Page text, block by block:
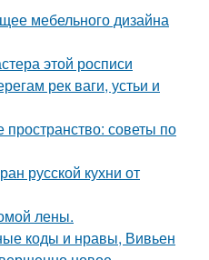
мебельного дизайна
этой росписи
рек ваги, устьи и
пространство: советы по
русской кухни от
лены.
коды и нравы, Вивьен